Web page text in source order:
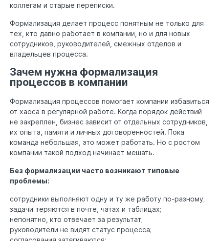
коллегам и старые переписки.
Формализация делает процесс понятным не только для
тех, кто давно работает в компании, но и для новых
сотрудников, руководителей, смежных отделов и
владельцев процесса.
Зачем нужна формализация
процессов в компании
Формализация процессов помогает компании избавиться
от хаоса в регулярной работе. Когда порядок действий
не закреплен, бизнес зависит от отдельных сотрудников,
их опыта, памяти и личных договоренностей. Пока
команда небольшая, это может работать. Но с ростом
компании такой подход начинает мешать.
Без формализации часто возникают типовые
проблемы:
сотрудники выполняют одну и ту же работу по-разному;
задачи теряются в почте, чатах и таблицах;
непонятно, кто отвечает за результат;
руководители не видят статус процесса;